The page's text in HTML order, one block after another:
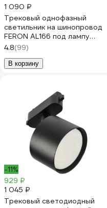
1 090 ₽
Трековый однофазный
светильник на шинопровод
FERON AL166 под лампу
GX70, черный 48545
4.8(99)
В корзину
-11%
929 ₽
1 045 ₽
Трековый светодиодный